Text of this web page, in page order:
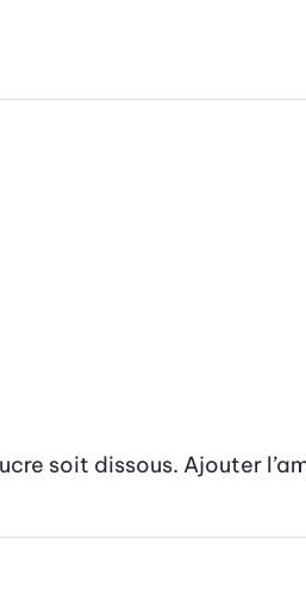
soit dissous. Ajouter